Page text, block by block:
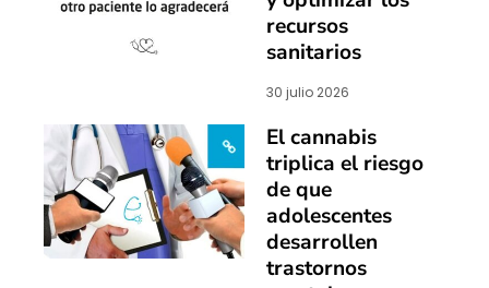
recursos
sanitarios
30 julio 2026
El cannabis
triplica el riesgo
de que
adolescentes
desarrollen
trastornos